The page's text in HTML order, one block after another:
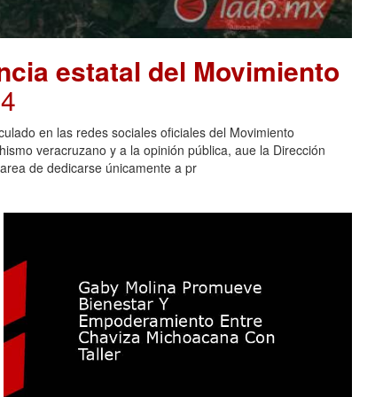
estatal del Movimiento
en las redes sociales oficiales del Movimiento
veracruzano y a la opinión pública, aue la Dirección
de dedicarse únicamente a pr